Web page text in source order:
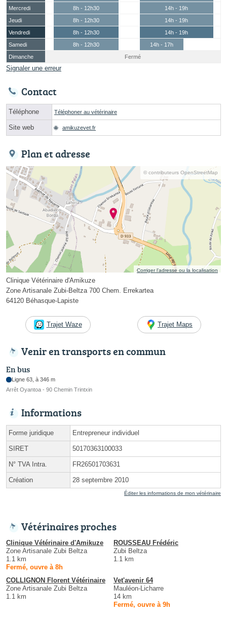
Mercredi
8h - 12h30
14h - 19h
Jeudi
8h - 12h30
14h - 19h
Vendredi
8h - 12h30
14h - 19h
Samedi
8h - 12h30
14h - 17h
Dimanche
Fermé
Signaler une erreur
Contact
Téléphone Téléphoner au vétérinaire
Site web amikuzevet.fr
Plan et adresse
© contributeurs OpenStreetMap
Corriger l’adresse ou la localisation
Clinique Vétérinaire d'Amikuze
Zone Artisanale Zubi-Beltza 700 Chem. Errekartea
64120 Béhasque-Lapiste
Trajet Waze Trajet Maps
Venir en transports en commun
En bus
Ligne 63, à 346 m
Arrêt Oyantoa - 90 Chemin Trintxin
Informations
Forme juridique Entrepreneur individuel
SIRET 50170363100033
N° TVA Intra. FR26501703631
Création 28 septembre 2010
Éditer les informations de mon vétérinaire
Vétérinaires proches
Clinique Vétérinaire d'Amikuze
Zone Artisanale Zubi Beltza
1.1 km
Fermé, ouvre à 8h
ROUSSEAU Frédéric
Zubi Beltza
1.1 km
COLLIGNON Florent Vétérinaire
Zone Artisanale Zubi Beltza
1.1 km
Vet'avenir 64
Mauléon-Licharre
14 km
Fermé, ouvre à 9h